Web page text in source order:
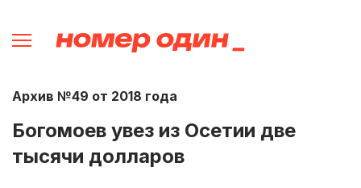
Архив №49 от 2018 года
Богомоев увез из Осетии две
тысячи долларов